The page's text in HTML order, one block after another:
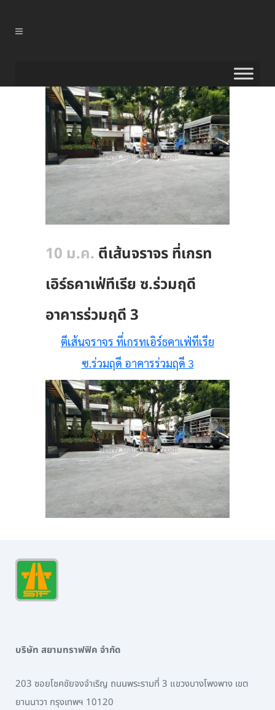
10 ม.ค. ตีเส้นจราจร ที่เกรท
เอิร์ธคาเฟ่ทีเรีย ซ.ร่วมฤดี
อาคารร่วมฤดี 3
ตีเส้นจราจร ที่เกรทเอิร์ธคาเฟ่ทีเรีย
ซ.ร่วมฤดี อาคารร่วมฤดี 3
บริษัท สยามทราฟฟิค จำกัด
203 ซอยโชคชัยจงจำเริญ ถนนพระรามที่ 3 แขวงบางโพงพาง เขต
ยานนาวา กรุงเทพฯ 10120